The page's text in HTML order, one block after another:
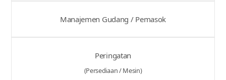
Manajemen Gudang / Pemasok
Peringatan
(Persediaan / Mesin)